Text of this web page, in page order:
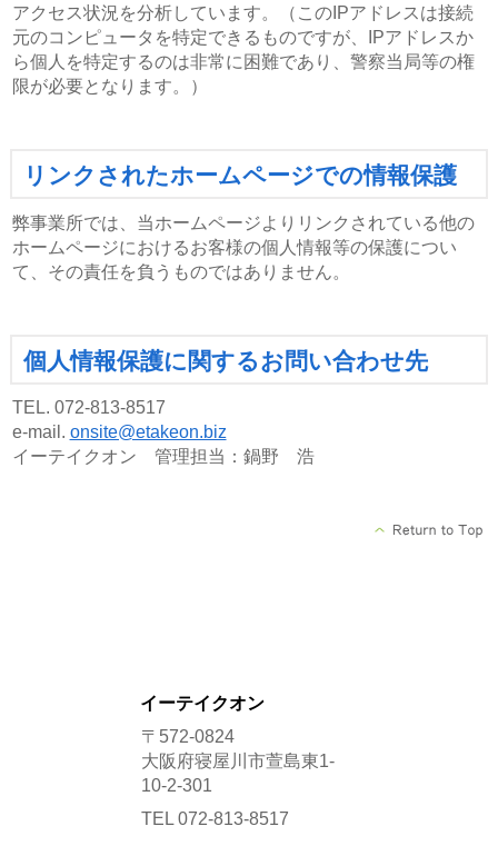
アクセス状況を分析しています。（このIPアドレスは接続
元のコンピュータを特定できるものですが、IPアドレスか
ら個人を特定するのは非常に困難であり、警察当局等の権
限が必要となります。）
リンクされたホームページでの情報保護
弊事業所では、当ホームページよりリンクされている他の
ホームページにおけるお客様の個人情報等の保護につい
て、その責任を負うものではありません。
個人情報保護に関するお問い合わせ先
TEL. 072-813-8517
e-mail. onsite@etakeon.biz
イーテイクオン 管理担当：鍋野 浩
イーテイクオン
〒572-0824
大阪府寝屋川市萱島東1-
10-2-301
TEL 072-813-8517